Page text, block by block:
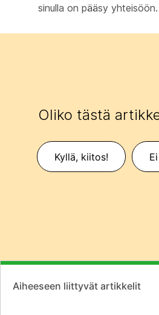
sinulla on pääsy yhteisöön.
Oliko tästä
Kyllä, kiitos!
Aiheeseen liittyvät artikkelit